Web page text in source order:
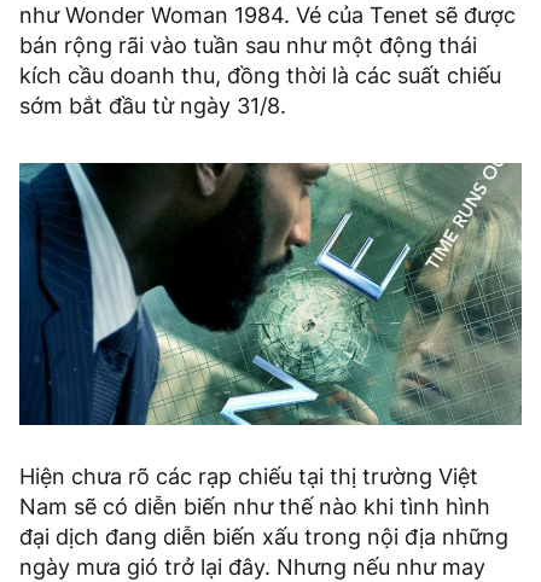
như Wonder Woman 1984. Vé của Tenet sẽ được
bán rộng rãi vào tuần sau như một động thái
kích cầu doanh thu, đồng thời là các suất chiếu
sớm bắt đầu từ ngày 31/8.
Hiện chưa rõ các rạp chiếu tại thị trường Việt
Nam sẽ có diễn biến như thế nào khi tình hình
đại dịch đang diễn biến xấu trong nội địa những
ngày mưa gió trở lại đây. Nhưng nếu như may